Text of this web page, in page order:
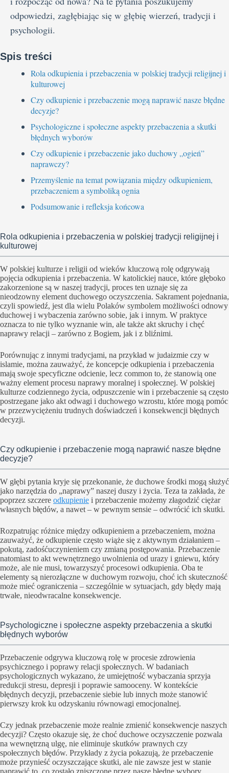
odpowiedzi, zagłębiając się w głębię wierzeń, tradycji i
psychologii.
Spis treści
Rola odkupienia i przebaczenia w polskiej tradycji religijnej i
kulturowej
Czy odkupienie i przebaczenie mogą naprawić nasze błędne
decyzje?
Psychologiczne i społeczne aspekty przebaczenia a skutki
błędnych wyborów
Czy odkupienie i przebaczenie jako duchowy „ogień”
naprawczy?
Przemyślenie na temat powiązania między odkupieniem,
przebaczeniem a symboliką ognia
Podsumowanie i refleksja końcowa
Rola odkupienia i przebaczenia w polskiej tradycji religijnej i
kulturowej
W polskiej kulturze i religii od wieków kluczową rolę odgrywają
pojęcia odkupienia i przebaczenia. W katolickiej nauce, które głęboko
zakorzenione są w naszej tradycji, proces ten uznaje się za
nieodzowny element duchowego oczyszczenia. Sakrament pojednania,
czyli spowiedź, jest dla wielu Polaków symbolem możliwości odnowy
duchowej i wybaczenia zarówno sobie, jak i innym. W praktyce
oznacza to nie tylko wyznanie win, ale także akt skruchy i chęć
naprawy relacji – zarówno z Bogiem, jak i z bliźnimi.
Porównując z innymi tradycjami, na przykład w judaizmie czy w
islamie, można zauważyć, że koncepcje odkupienia i przebaczenia
mają swoje specyficzne odcienie, lecz common to, że stanowią one
ważny element procesu naprawy moralnej i społecznej. W polskiej
kulturze codziennego życia, odpuszczenie win i przebaczenie są często
postrzegane jako akt odwagi i duchowego wzrostu, które mogą pomóc
w przezwyciężeniu trudnych doświadczeń i konsekwencji błędnych
decyzji.
Czy odkupienie i przebaczenie mogą naprawić nasze błędne
decyzje?
W głębi pytania kryje się przekonanie, że duchowe środki mogą służyć
jako narzędzia do „naprawy” naszej duszy i życia. Teza ta zakłada, że
poprzez szczere odkupienie i przebaczenie możemy złagodzić ciężar
własnych błędów, a nawet – w pewnym sensie – odwrócić ich skutki.
Rozpatrując różnice między odkupieniem a przebaczeniem, można
zauważyć, że odkupienie często wiąże się z aktywnym działaniem –
pokutą, zadośćuczynieniem czy zmianą postępowania. Przebaczenie
natomiast to akt wewnętrznego uwolnienia od urazy i gniewu, który
może, ale nie musi, towarzyszyć procesowi odkupienia. Oba te
elementy są nierozłączne w duchowym rozwoju, choć ich skuteczność
może mieć ograniczenia – szczególnie w sytuacjach, gdy błędy mają
trwałe, nieodwracalne konsekwencje.
Psychologiczne i społeczne aspekty przebaczenia a skutki
błędnych wyborów
Przebaczenie odgrywa kluczową rolę w procesie zdrowienia
psychicznego i poprawy relacji społecznych. W badaniach
psychologicznych wykazano, że umiejętność wybaczania sprzyja
redukcji stresu, depresji i poprawie samooceny. W kontekście
błędnych decyzji, przebaczenie siebie lub innych może stanowić
pierwszy krok ku odzyskaniu równowagi emocjonalnej.
Czy jednak przebaczenie może realnie zmienić konsekwencje naszych
decyzji? Często okazuje się, że choć duchowe oczyszczenie pozwala
na wewnętrzną ulgę, nie eliminuje skutków prawnych czy
społecznych błędów. Przykłady z życia pokazują, że przebaczenie
może przynieść oczyszczające skutki, ale nie zawsze jest w stanie
naprawić to, co zostało zniszczone przez nasze błędne wybory.